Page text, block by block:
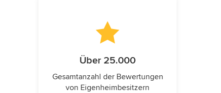
Über 25.000
Gesamtanzahl der Bewertungen
von Eigenheimbesitzern